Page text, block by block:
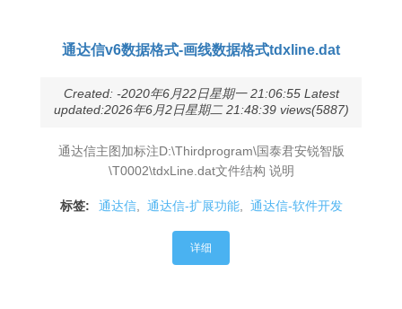
通达信v6数据格式-画线数据格式tdxline.dat
Created: -2020年6月22日星期一 21:06:55 Latest
updated:2026年6月2日星期二 21:48:39 views(5887)
通达信主图加标注D:\Thirdprogram\国泰君安锐智版
\T0002\tdxLine.dat文件结构 说明
标签: 通达信, 通达信-扩展功能, 通达信-软件开发
详细